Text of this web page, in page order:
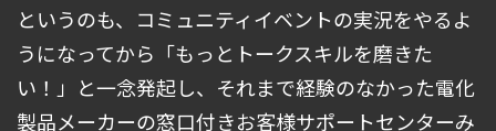
というのも、コミュニティイベントの実況をやるよ
うになってから「もっとトークスキルを磨きた
い！」と一念発起し、それまで経験のなかった電化
製品メーカーの窓口付きお客様サポートセンターみ